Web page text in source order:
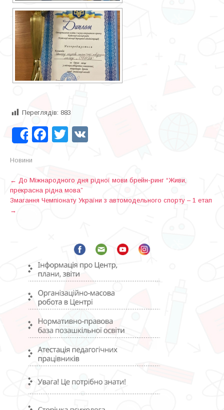
Переглядів: 883
ShareFacebook
Twitter
Новини
P
o
s
← До Міжнародного дня рідної мови брейн-ринг “Живи,
прекрасна рідна мова”
Змагання Чемпіонату України з автомодельного спорту – 1 етап
→